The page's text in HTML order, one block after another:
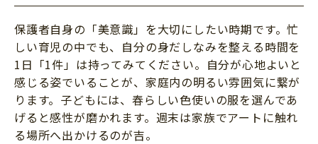
保護者自身の「美意識」を大切にしたい時期です。忙
しい育児の中でも、自分の身だしなみを整える時間を
1日「1件」は持ってみてください。自分が心地よいと
感じる姿でいることが、家庭内の明るい雰囲気に繋が
ります。子どもには、春らしい色使いの服を選んであ
げると感性が磨かれます。週末は家族でアートに触れ
る場所へ出かけるのが吉。